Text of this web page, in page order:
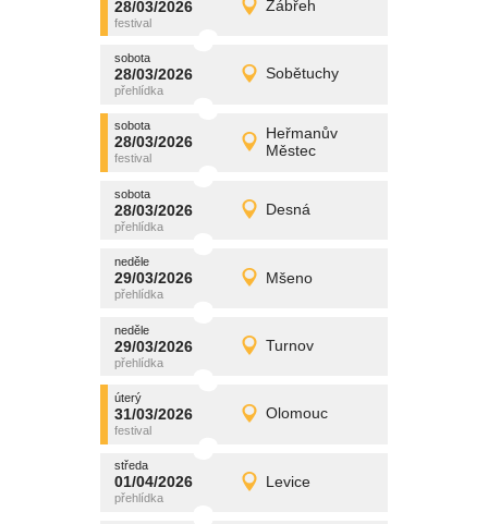
28/03/2026 Zábřeh
sobota
28/03/2026 Detail
sobota
28/03/2026 Sobětuchy
sobota
28/03/2026 Detail
promítání
sobota
28/03/2026
Heřmanův
Městec
sobota
28/03/2026 Detail
promítání
sobota
28/03/2026 Desná
sobota
28/03/2026 Detail
promítání
neděle
29/03/2026 Mšeno
neděle
29/03/2026 Detail
promítání
neděle
29/03/2026 Turnov
neděle
29/03/2026 Detail
promítání
úterý
31/03/2026 Olomouc
úterý
31/03/2026 Detail
promítání
středa
01/04/2026 Levice
středa
01/04/2026 Detail
promítání